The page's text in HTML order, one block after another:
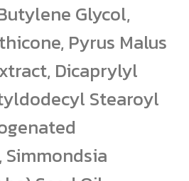
Glycol,
Pyrus Malus
Dicaprylyl
Stearoyl